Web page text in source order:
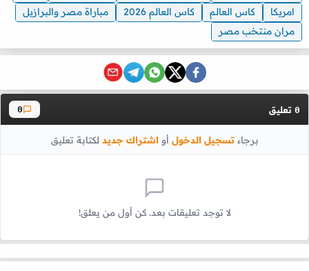
امريكا
كاس العالم كاس العالم 2026
مباراة مصر والبرازيل
مران منتخب مصر
0 تعليق 0
برجاءتسجيل الدخول أواشتراك جديد لكتابة تعليق
لا توجد تعليقات بعد. كن أول من يعلق!